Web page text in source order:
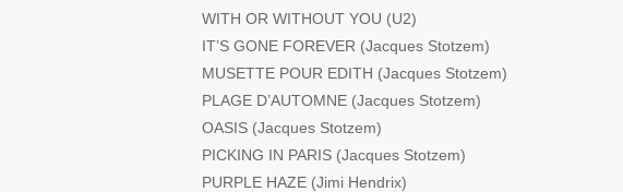
WITH OR WITHOUT YOU (U2)
IT’S GONE FOREVER (Jacques Stotzem)
MUSETTE POUR EDITH (Jacques Stotzem)
PLAGE D’AUTOMNE (Jacques Stotzem)
OASIS (Jacques Stotzem)
PICKING IN PARIS (Jacques Stotzem)
PURPLE HAZE (Jimi Hendrix)